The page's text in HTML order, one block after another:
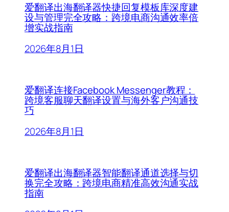
爱翻译出海翻译器快捷回复模板库深度建
设与管理完全攻略：跨境电商沟通效率倍
增实战指南
2026年8月1日
爱翻译连接Facebook Messenger教程：
跨境客服聊天翻译设置与海外客户沟通技
巧
2026年8月1日
爱翻译出海翻译器智能翻译通道选择与切
换完全攻略：跨境电商精准高效沟通实战
指南